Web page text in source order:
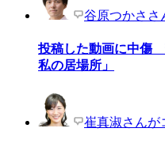
谷原つかささ
投稿した動画に中傷
私の居場所」
崔真淑さんが